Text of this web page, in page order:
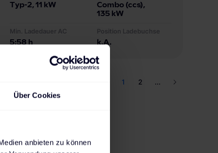
Über Cookies
anbieten zu können
Typ-2, 11 kW Combo (ccs),
135 kW
Min. Ladedauer AC
5:58 h
Position Ladebuchse
k.A.
1 2 ...